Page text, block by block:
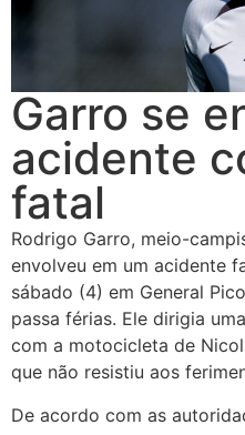
Garro se
acidente
fatal
Rodrigo Garro, meio-
envolveu em um acidente
sábado (4) em General
passa férias. Ele dirigia
com a motocicleta de
que não resistiu aos
De acordo com as